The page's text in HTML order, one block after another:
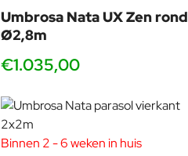
Umbrosa Nata UX Zen rond
Ø2,8m
€1.035,00
Binnen 2 - 6 weken in huis